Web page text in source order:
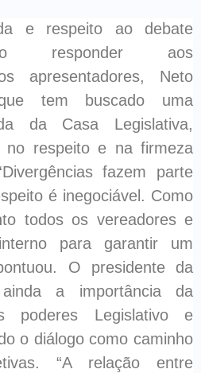
e respeito ao debate
responder aos
apresentadores, Neto
tem buscado uma
da Casa Legislativa,
no respeito e na firmeza
fazem parte
é inegociável. Como
todos os vereadores e
para garantir um
O presidente da
a importância da
poderes Legislativo e
o diálogo como caminho
“A relação entre